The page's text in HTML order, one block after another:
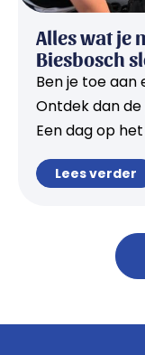
Alles wat je
Biesbosch
Ben je toe aan
Ontdek dan
Een dag op
Lees verder